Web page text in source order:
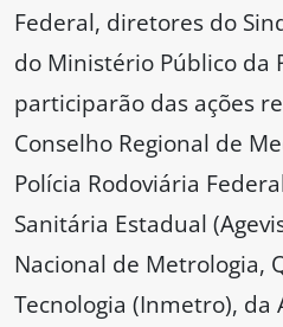
Federal, diretores do
do Ministério Público da
participarão das ações
Conselho Regional de
Polícia Rodoviária
Sanitária Estadual
Nacional de Metrologia,
Tecnologia (Inmetro), da